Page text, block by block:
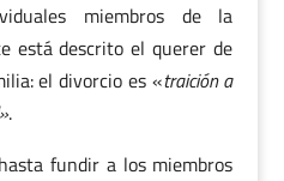
miembros de la
está descrito el querer de
el divorcio es «traición a
.
fundir a los miembros